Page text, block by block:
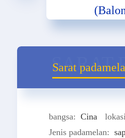
Sarat
SARAT
bangsa: Cina
Jenis padamelan: